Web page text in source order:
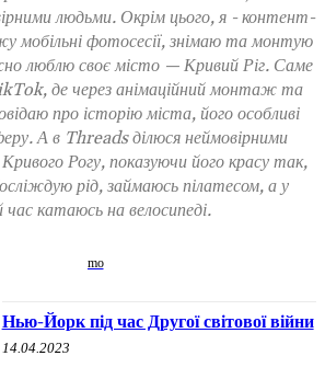
людьми. Окрім цього, я - контент-
мобільні фотосесії, знімаю та монтую
люблю своє місто — Кривий Ріг. Саме
де через анімаційний монтаж та
про історію міста, його особливі
А в Threads ділюся неймовірними
Рогу, показуючи його красу так,
рід, займаюсь пілатесом, а у
час катаюсь на велосипеді.
Нью-Йорк під час Другої світової війни
14.04.2023